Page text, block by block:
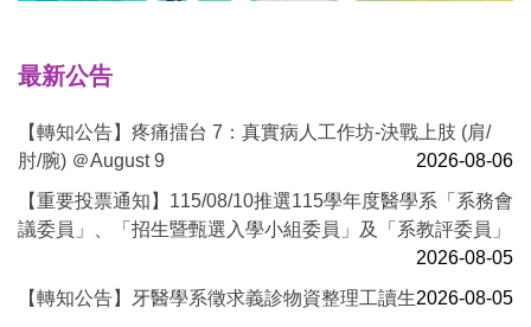
最新公告
【轉知公告】疼痛擂台 7：真實病人工作坊-決戰上肢 (肩/
肘/腕) ＠August 9
2026-08-06
【重要投票通知】115/08/10推選115學年度醫學系「系務會
議委員」、「招生暨甄選入學小組委員」及「系教評委員」
2026-08-05
【轉知公告】牙醫學系徵求義診物資整理工讀生2026-08-05